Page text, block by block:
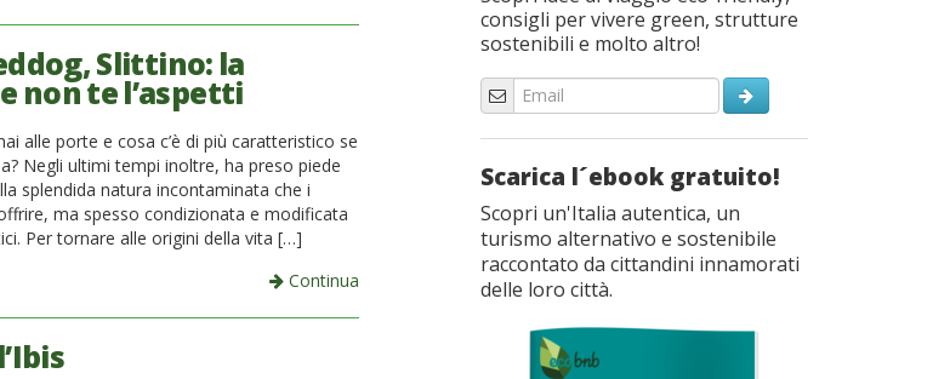
Slittino: la
non te l’aspetti
alle porte e cosa c’è di più caratteristico se
Negli ultimi tempi inoltre, ha preso piede
splendida natura incontaminata che i
ma spesso condizionata e modificata
Per tornare alle origini della vita […]
Continua
consigli per vivere green, strutture
sostenibili e molto altro!
Scarica l´ebook gratuito!
Scopri un'Italia autentica, un
turismo alternativo e sostenibile
raccontato da cittandini innamorati
delle loro città.